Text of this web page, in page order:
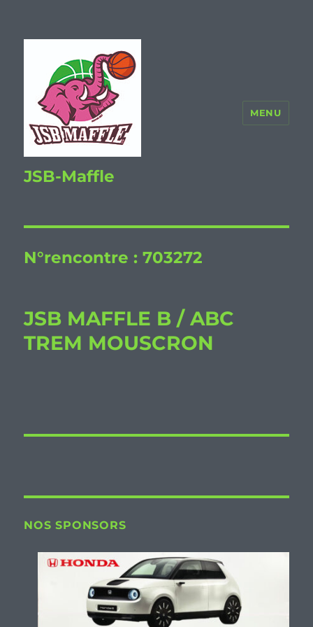
JSB-Maffle
MENU
N°rencontre :703272
JSB MAFFLE B / ABC
TREM MOUSCRON
NOS SPONSORS